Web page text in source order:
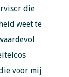
die
weet te
voor mij